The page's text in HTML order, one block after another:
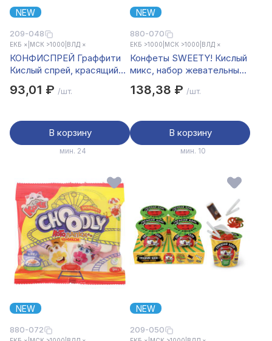
NEW
209-048
ЕКБ × МСК >1000 ВЛД ×
КОНФИСПРЕЙ Граффити
Кислый спрей, красящий
93,01 ₽ /шт.
В корзину
мин. 24
NEW
880-070
ЕКБ >1000 МСК >1000 ВЛД ×
Конфеты SWEETY! Кислый
микс, набор жевательных
138,38 ₽ /шт.
В корзину
мин. 10
NEW
880-072
NEW
209-050